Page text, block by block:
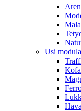
Usi